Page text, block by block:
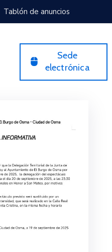
Tablón de anuncios
Sede
electrónica